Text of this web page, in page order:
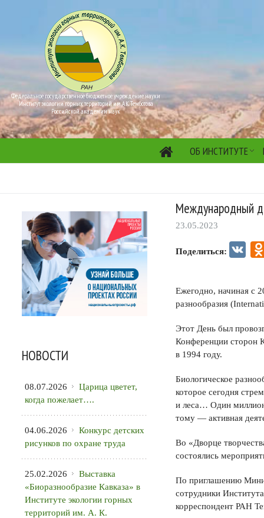
Федеральное государственное бюджетное учреждение науки
Институт экологии горных территорий им. А.К. Темботова
Российской академии наук
ОБ ИНСТИТУТЕ
Международный
23.05.2023
Поделиться: VK
Ежегодно, начиная с
разнообразия
Этот День был
Конференции сторон
в 1994 году.
Биологическое
которое сегодня
и леса… Один
тому — активная
Во «Дворце
состоялись
По приглашению
сотрудники
корреспондент РАН
НОВОСТИ
08.07.2026
Царица цветет,
когда пожелает….
04.06.2026
Конкурс детских
рисунков по охране труда
25.02.2026
Выставка
«Биоразнообразие Кавказа» в
Институте экологии горных
территорий им. А. К.